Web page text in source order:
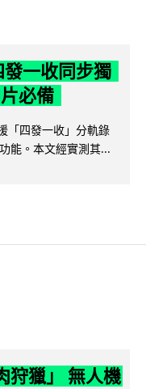
一收同步獨
必備
「四發一收」分軌錄
能。本文經實測其...
狩獵」 無人機